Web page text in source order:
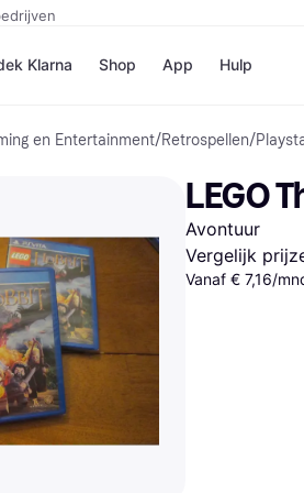
Klarna Shop
Winkels
Bol
H&M
App Hulp
en Entertainment/Retrospellen/
LEGO
Avontuur
Vergelijk
Vanaf € 7,16/